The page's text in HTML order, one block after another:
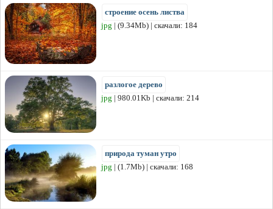
строение осень листва
jpg | (9.34Mb) | скачали: 184
разлогое дерево
jpg | 980.01Kb | скачали: 214
природа туман утро
jpg | (1.7Mb) | скачали: 168